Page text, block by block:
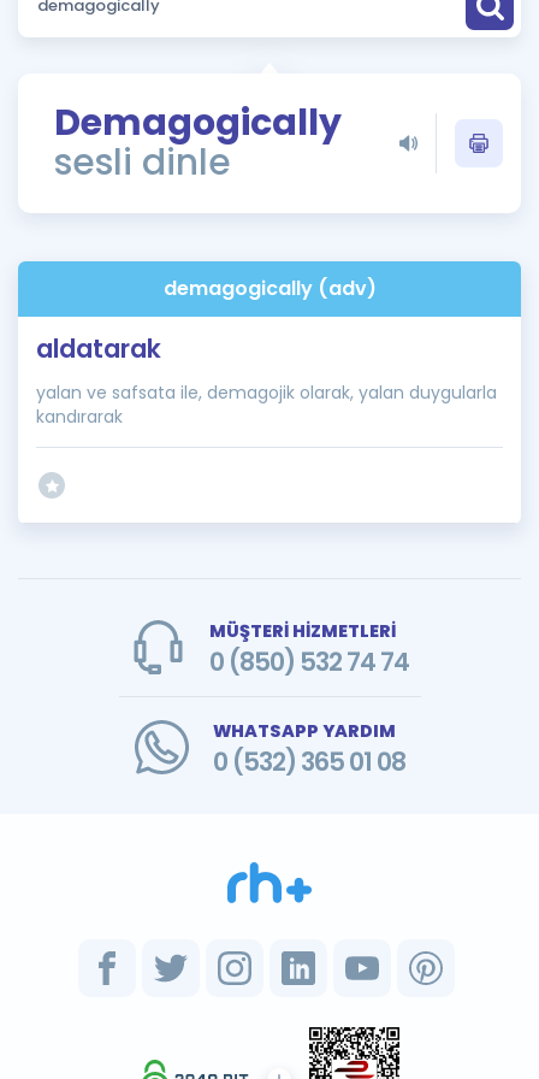
Puan Hesaplama
ÖSYM Sınav Takvimi
Kampanyalar
İngilizce Gramer
Demagogically
sesli dinle
demagogically (adv)
aldatarak
yalan ve safsata ile, demagojik olarak, yalan duygularla
kandırarak
MÜŞTERİ HİZMETLERİ
0 (850) 532 74 74
WHATSAPP YARDIM
0 (532) 365 01 08